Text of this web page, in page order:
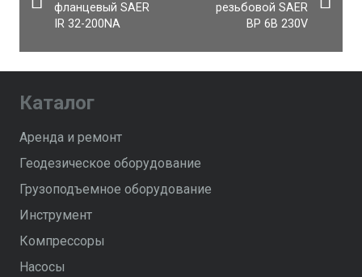
фланцевый SAER
IR 32-200NA
резьбовой SAER
BP 6B 230V
Каталог
Аренда и ремонт
Геодезическое оборудование
Грузоподъемное оборудование
Инструмент
Компрессоры
Насосы